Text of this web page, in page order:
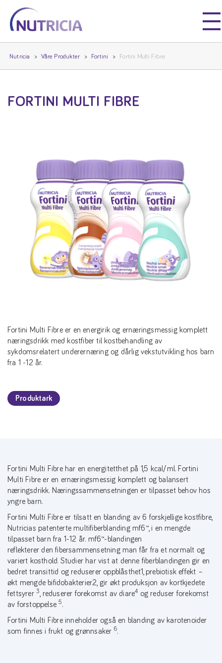
Nutricia
Nutricia
Nutricia Våre Produkter Fortini Fortini Multi Fibre
FORTINI MULTI FIBRE
Fortini Multi Fibre er en energirik og ernæringsmessig komplett
næringsdrikk med kostfiber til kostbehandling av
sykdomsrelatert underernæring og dårlig vekstutvikling hos barn
fra 1 -12 år.
Produktark
Fortini Multi Fibre har en energitetthet på 1,5 kcal/ml. Fortini
Multi Fibre er en ernæringsmessig komplett og balansert
næringsdrikk. Næringssammensetningen er tilpasset behov hos
yngre barn.
Fortini Multi Fibre er tilsatt en blanding av 6 forskjellige kostfibre,
Nutricias patenterte multifiberblanding mf6™, i en mengde
tilpasset barn fra 1-12 år. mf6™-blandingen
reflekterer den fibersammensetning man får fra et normalt og
variert kosthold. Studier har vist at denne fiberblandingen gir en
bedret transittid og reduserer oppblåsthet1, prebiotisk effekt –
økt mengde bifidobakterier2, gir økt produksjon av kortkjedete
fettsyrer3 , reduserer forekomst av diare4 og reduser forekomst
av forstoppelse5.
Fortini Multi Fibre inneholder også en blanding av karotenoider
som finnes i frukt og grønnsaker 6.